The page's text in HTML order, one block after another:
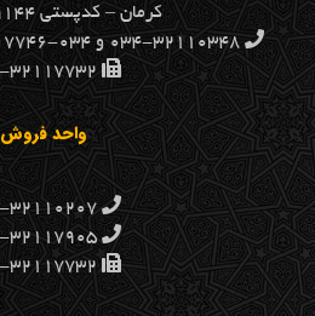
كرمان – کدپستی ۷۶۱۷۹۱۹۱۴۴
۰۳۴-۳۲۱۱۰۳۴۸ و ۰۳۴-۳۲۱۱۷۷۴۶ ۰۳۴-۳۲۱۱۷۷۴۷
۰۳۴-۳۲۱۱۷۷۳۲
واحد فروش
۰۳۴-۳۲۱۱۰۲۰۷
۰۳۴-۳۲۱۱۷۹۰۵
۰۳۴-۳۲۱۱۷۷۳۲